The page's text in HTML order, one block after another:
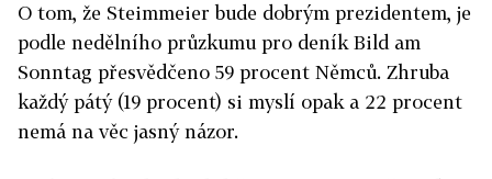
O tom, že Steimmeier bude dobrým prezidentem, je
podle nedělního průzkumu pro deník Bild am
Sonntag přesvědčeno 59 procent Němců. Zhruba
každý pátý (19 procent) si myslí opak a 22 procent
nemá na věc jasný názor.